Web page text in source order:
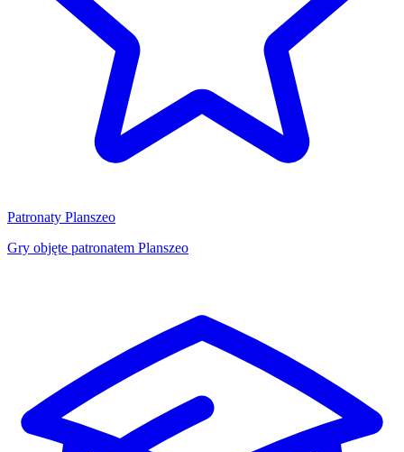
Patronaty Planszeo
Gry objęte patronatem Planszeo